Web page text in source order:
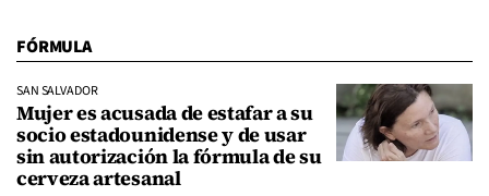
FÓRMULA
SAN SALVADOR
Mujer es acusada de estafar a su
socio estadounidense y de usar
sin autorización la fórmula de su
cerveza artesanal